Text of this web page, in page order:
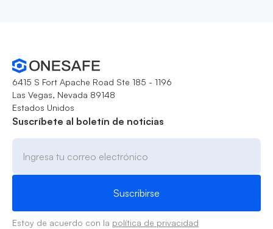
6415 S Fort Apache Road Ste 185 - 1196
Las Vegas, Nevada 89148
Estados Unidos
Suscríbete al boletín de noticias
Estoy de acuerdo con la política de privacidad